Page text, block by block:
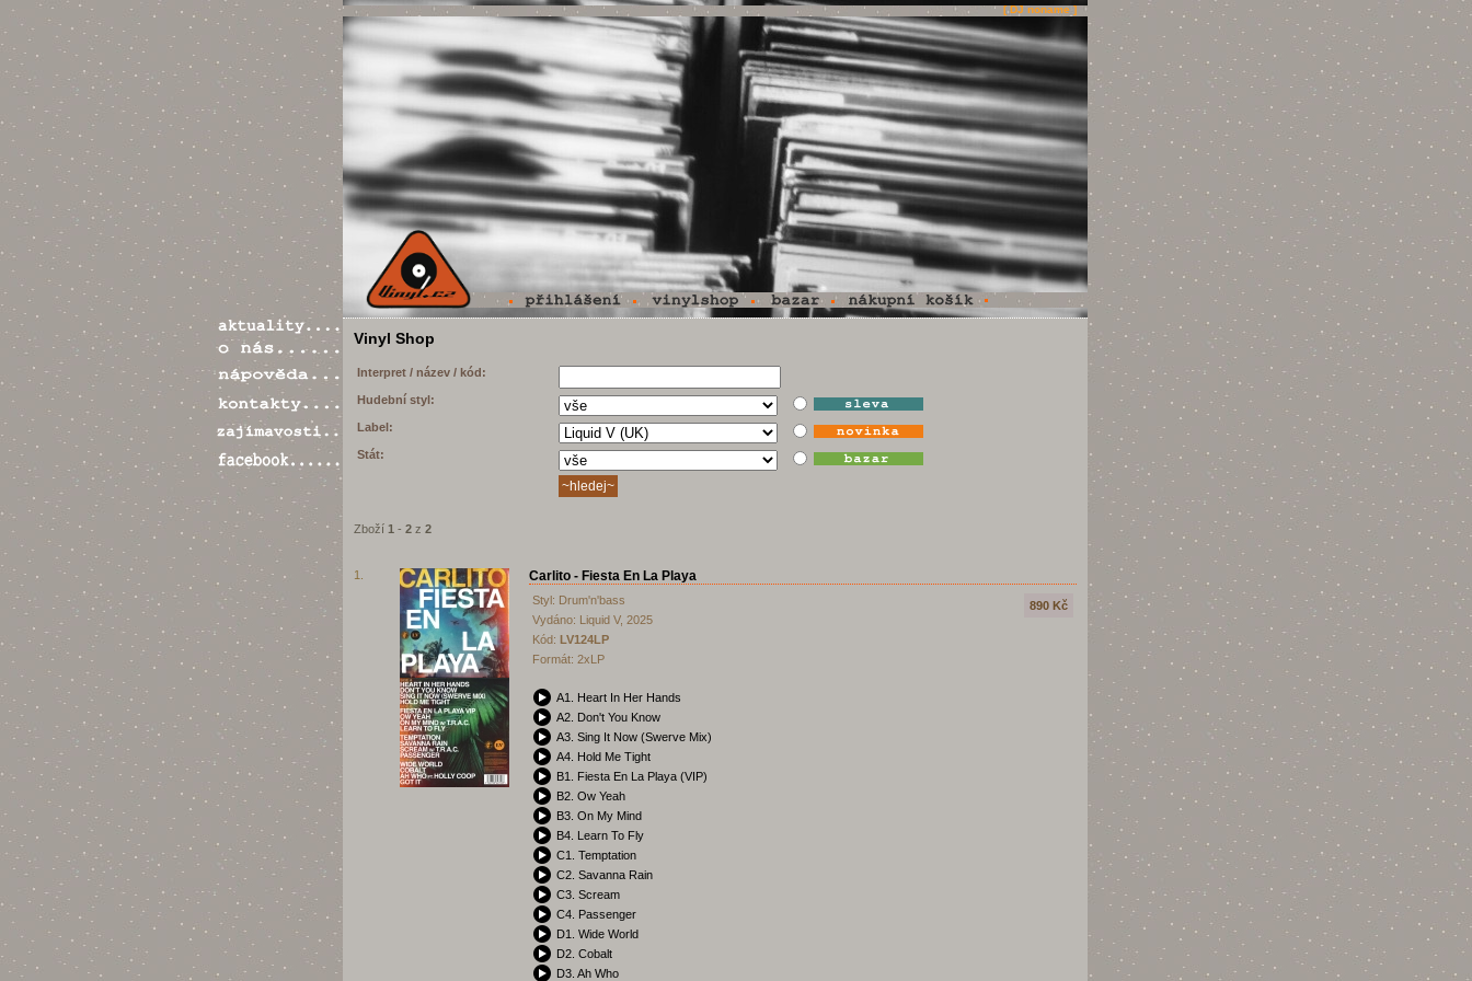
[ DJ noname ]
Vinyl Shop
Interpret / název / kód:
Hudební styl:
Label:
Stát:
Zboží 1 - 2 z 2
1. Carlito - Fiesta En La Playa
Styl: Drum'n'bass
Vydáno: Liquid V, 2025
Kód: LV124LP
Formát: 2xLP
890 Kč
A1. Heart In Her Hands
A2. Don't You Know
A3. Sing It Now (Swerve Mix)
A4. Hold Me Tight
B1. Fiesta En La Playa (VIP)
B2. Ow Yeah
B3. On My Mind
B4. Learn To Fly
C1. Temptation
C2. Savanna Rain
C3. Scream
C4. Passenger
D1. Wide World
D2. Cobalt
D3. Ah Who